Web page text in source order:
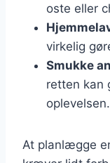
oste eller
virkelig
Smukke
retten kan
oplevelsen.
At planlægge